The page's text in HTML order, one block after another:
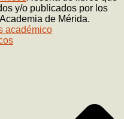
y/o publicados por los
de Mérida.
académico